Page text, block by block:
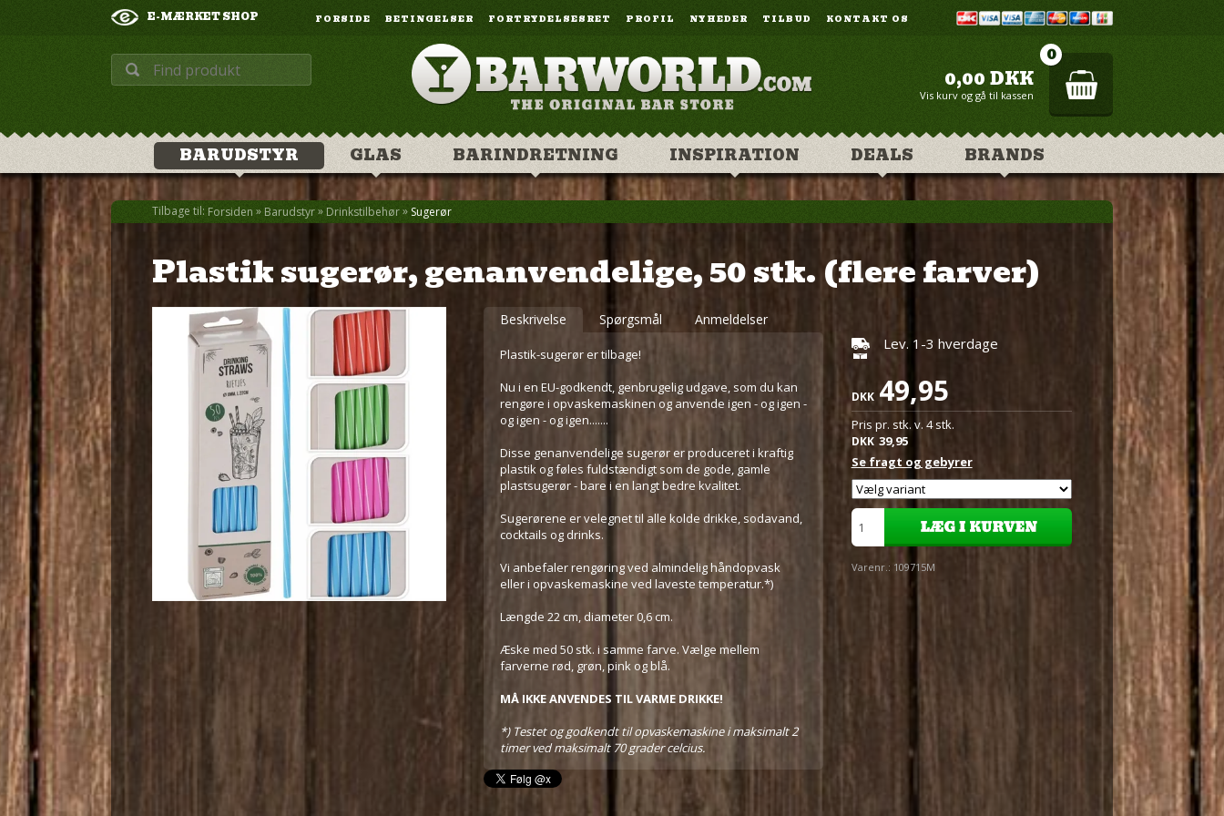
E-MÆRKET SHOP FORSIDE BETINGELSER FORTRYDELSESRET PROFIL NYHEDER TILBUD KONTAKT OS
0
0,00 DKK
Vis kurv og gå til kassen
BARUDSTYR GLAS BARINDRETNING INSPIRATION DEALS BRANDS
Tilbage til: Forsiden » Barudstyr» Drinkstilbehør» Sugerør
Plastik sugerør, genanvendelige, 50 stk. (flere farver)
Beskrivelse Spørgsmål Anmeldelser
Plastik-sugerør er tilbage!
Nu i en EU-godkendt, genbrugelig udgave, som du kan
rengøre i opvaskemaskinen og anvende igen - og igen -
og igen - og igen.......
Disse genanvendelige sugerør er produceret i kraftig
plastik og føles fuldstændigt som de gode, gamle
plastsugerør - bare i en langt bedre kvalitet.
Sugerørene er velegnet til alle kolde drikke, sodavand,
cocktails og drinks.
Vi anbefaler rengøring ved almindelig håndopvask
eller i opvaskemaskine ved laveste temperatur.*)
Længde 22 cm, diameter 0,6 cm.
Æske med 50 stk. i samme farve. Vælge mellem
farverne rød, grøn, pink og blå.
MÅ IKKE ANVENDES TIL VARME DRIKKE!
*) Testet og godkendt til opvaskemaskine i maksimalt 2
timer ved maksimalt 70 grader celcius.
Lev. 1-3 hverdage
DKK 49,95
Pris pr. stk. v. 4 stk.
DKK 39,95
Se fragt og gebyrer
Varenr.: 109715M